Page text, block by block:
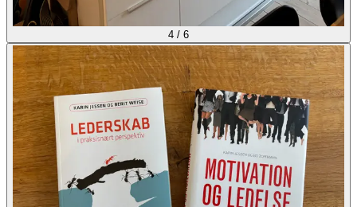
4 / 6